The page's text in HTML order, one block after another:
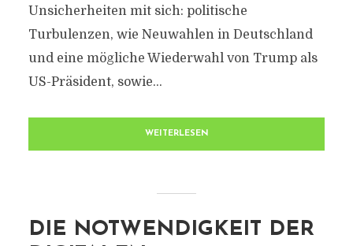
Unsicherheiten mit sich: politische
Turbulenzen, wie Neuwahlen in Deutschland
und eine mögliche Wiederwahl von Trump als
US-Präsident, sowie...
WEITERLESEN
DIE NOTWENDIGKEIT DER